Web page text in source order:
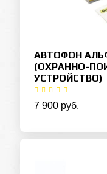
АВТОФОН
(ОХРАННО-
УСТРОЙСТВО)
7 900 руб.